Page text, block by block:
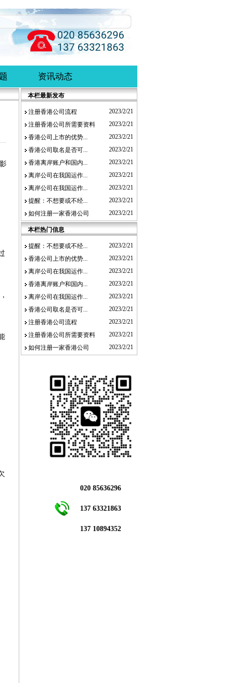
资讯动态
本栏最新发布
注册香港公司流程
2023/2/21
注册香港公司所需要资料
2023/2/21
香港公司上市的优势...
2023/2/21
香港公司取名是否可...
2023/2/21
香港离岸账户和国内...
2023/2/21
离岸公司在我国运作...
2023/2/21
离岸公司在我国运作...
2023/2/21
提醒：不想要或不经...
2023/2/21
如何注册一家香港公司
2023/2/21
本栏热门信息
提醒：不想要或不经...
2023/2/21
香港公司上市的优势...
2023/2/21
离岸公司在我国运作...
2023/2/21
香港离岸账户和国内...
2023/2/21
离岸公司在我国运作...
2023/2/21
香港公司取名是否可...
2023/2/21
注册香港公司流程
2023/2/21
注册香港公司所需要资料
2023/2/21
如何注册一家香港公司
2023/2/21
020 85636296
137 63321863
137 10894352